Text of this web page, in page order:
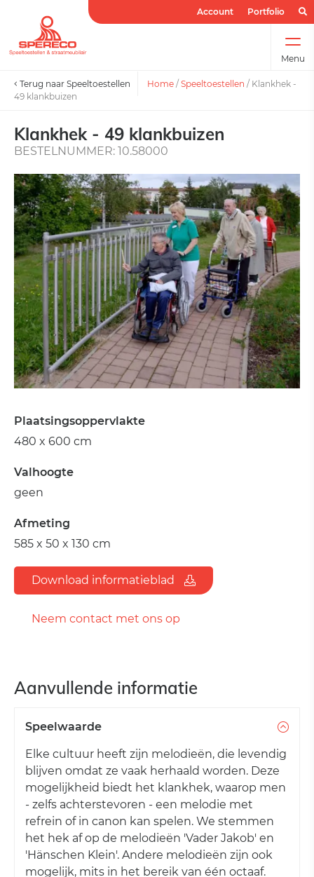
Account Portfolio
Menu
Terug naar Speeltoestellen Home / Speeltoestellen / Klankhek -
49 klankbuizen
Klankhek - 49 klankbuizen
BESTELNUMMER: 10.58000
Plaatsingsoppervlakte
480 x 600 cm
Valhoogte
geen
Afmeting
585 x 50 x 130 cm
Download informatieblad
Neem contact met ons op
Aanvullende informatie
Speelwaarde
Elke cultuur heeft zijn melodieën, die levendig
blijven omdat ze vaak herhaald worden. Deze
mogelijkheid biedt het klankhek, waarop men
- zelfs achterstevoren - een melodie met
refrein of in canon kan spelen. We stemmen
het hek af op de melodieën 'Vader Jakob' en
'Hänschen Klein'. Andere melodieën zijn ook
mogelijk, mits in het bereik van één octaaf.